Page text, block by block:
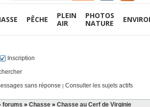
PÊCHE
PLEIN
AIR
PHOTOS
NATURE
Inscription
sans réponse | Consulter les sujets actifs
forums » Chasse » Chasse au Cerf de Virginie